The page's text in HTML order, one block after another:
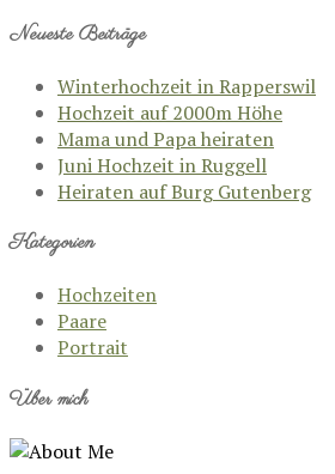
Neueste Beiträge
Winterhochzeit in Rapperswil
Hochzeit auf 2000m Höhe
Mama und Papa heiraten
Juni Hochzeit in Ruggell
Heiraten auf Burg Gutenberg
Kategorien
Hochzeiten
Paare
Portrait
Über mich